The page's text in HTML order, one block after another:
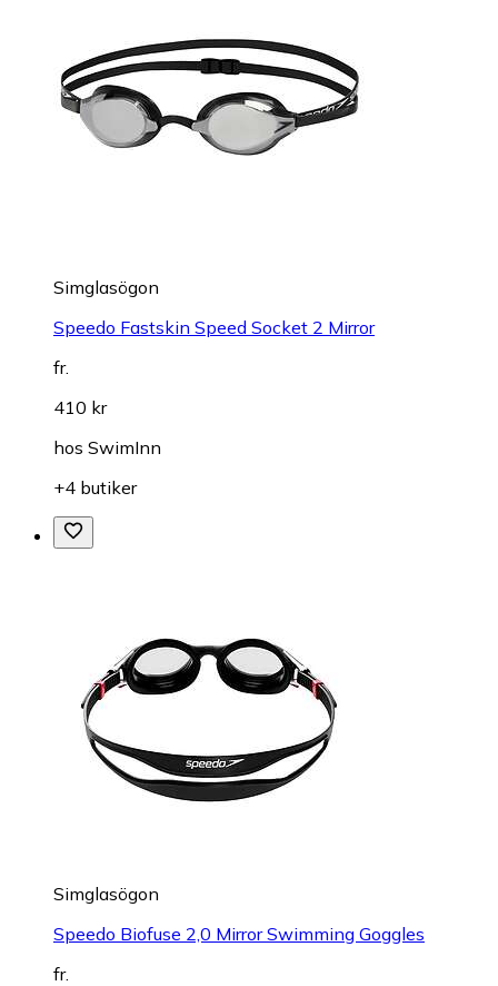
Simglasögon
Speedo Fastskin Speed Socket 2 Mirror
fr.
410 kr
hos SwimInn
+4 butiker
Simglasögon
Speedo Biofuse 2,0 Mirror Swimming Goggles
fr.